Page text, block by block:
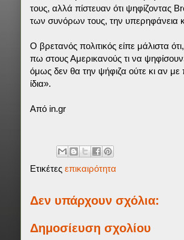
τους, αλλά πίστευαν ότι ψηφίζοντας
των συνόρων τους, την υπερηφάνεια
Ο βρετανός πολιτικός είπε μάλιστα
πω στους Αμερικανούς τι να
όμως δεν θα την ψήφιζα ούτε κι αν
ίδια».
Από in.gr
Ετικέτες επικαιρότητα
Δεν υπάρχουν σχόλια:
Δημοσίευση σχολίου